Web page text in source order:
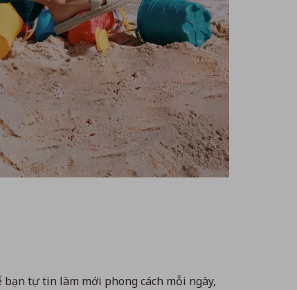
tự tin làm mới phong cách mỗi ngày,